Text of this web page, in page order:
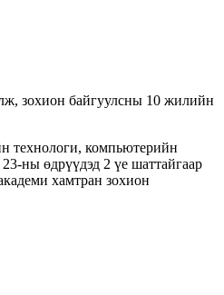
зохион байгуулсны 10 жилийн
технологи, компьютерийн
ны өдрүүдэд 2 үе шаттайгаар
хамтран зохион